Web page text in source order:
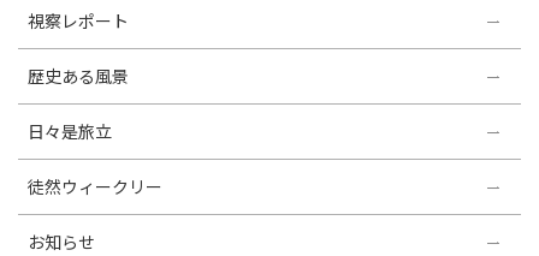
視察レポート
歴史ある風景
日々是旅立
徒然ウィークリー
お知らせ